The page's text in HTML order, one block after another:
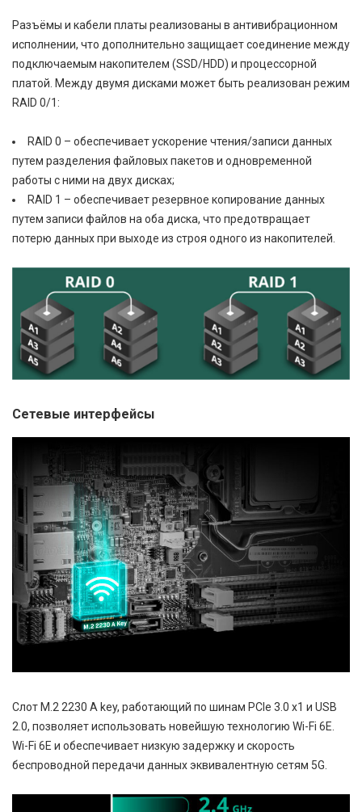
Разъёмы и кабели платы реализованы в антивибрационном
исполнении, что дополнительно защищает соединение между
подключаемым накопителем (SSD/HDD) и процессорной
платой. Между двумя дисками может быть реализован режим
RAID 0/1:
RAID 0 – обеспечивает ускорение чтения/записи данных
путем разделения файловых пакетов и одновременной
работы с ними на двух дисках;
RAID 1 – обеспечивает резервное копирование данных
путем записи файлов на оба диска, что предотвращает
потерю данных при выходе из строя одного из накопителей.
Сетевые интерфейсы
Слот M.2 2230 A key, работающий по шинам PCIe 3.0 x1 и USB
2.0, позволяет использовать новейшую технологию Wi-Fi 6E.
Wi-Fi 6E и обеспечивает низкую задержку и скорость
беспроводной передачи данных эквивалентную сетям 5G.